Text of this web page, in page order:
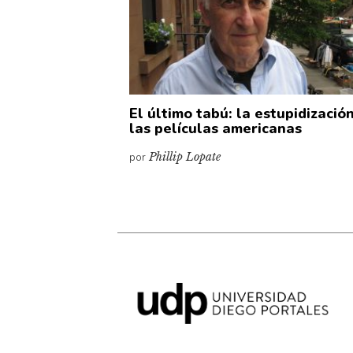
El último tabú: la
las películas americanas
porPhillip Lopate